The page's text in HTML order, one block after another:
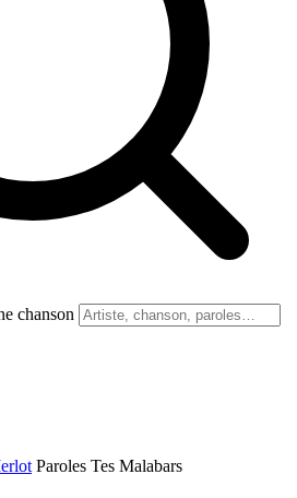
chanson
Paroles Tes Malabars